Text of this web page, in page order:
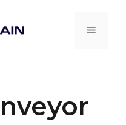
Menu